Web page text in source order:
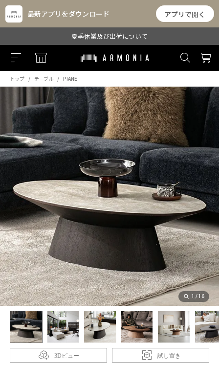
最新アプリをダウンロード アプリで開く
夏季休業及び出荷について
トップ テーブル PIANE
1 /16
3Dビュー 試し置き